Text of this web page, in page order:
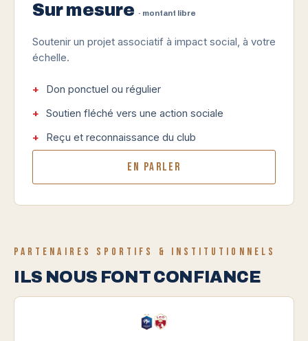
Sur mesure · montant libre
Soutenir un projet associatif à impact social, à votre
échelle.
Don ponctuel ou régulier
Soutien fléché vers une action sociale
Reçu et reconnaissance du club
En parler
PARTENAIRES SPORTIFS & INSTITUTIONNELS
ILS NOUS FONT CONFIANCE